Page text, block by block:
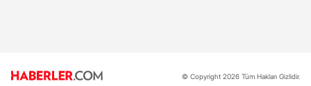
© Copyright 2026 Tüm Hakları Gizlidir.